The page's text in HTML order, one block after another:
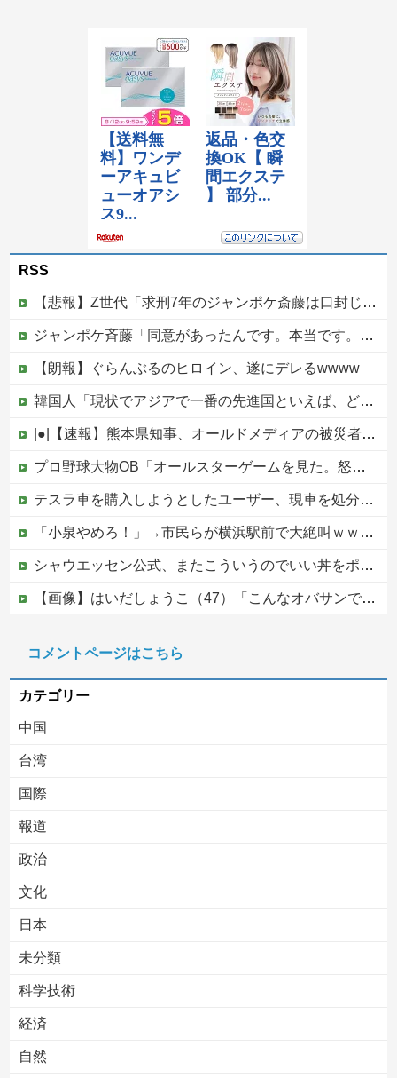
RSS
【悲報】Z世代「求刑7年のジャンポケ斎藤は口封じに被害者殺した方が量刑軽かっただろ」←1万いいね
ジャンポケ斉藤「同意があったんです。本当です。信じて下さい」 ←何でこの主張が通らないの？
【朗報】ぐらんぶるのヒロイン、遂にデレるwwww
韓国人「現状でアジアで一番の先進国といえば、どの国になるんだ？やはり日本という認識なのだろうか？」
|●|【速報】熊本県知事、オールドメディアの被災者、遺族への取材に怒り「極めて強い不満、苦情が寄せられた」
プロ野球大物OB「オールスターゲームを見た。怒りを通り越して、あきれ果てた」他
テスラ車を購入しようとしたユーザー、現車を処分して代金を支払い、平日の納車日に予定を合わせた結果……
「小泉やめろ！」→市民らが横浜駅前で大絶叫ｗｗｗｗｗｗｗｗ
シャウエッセン公式、またこういうのでいい丼をポスト
【画像】はいだしょうこ（47）「こんなオバサンでいいの…？」
【移民政策反対】イオンの売り場で唐揚げを食う中国人の子供
コメントページはこちら
カテゴリー
中国
台湾
国際
報道
政治
文化
日本
未分類
科学技術
経済
自然